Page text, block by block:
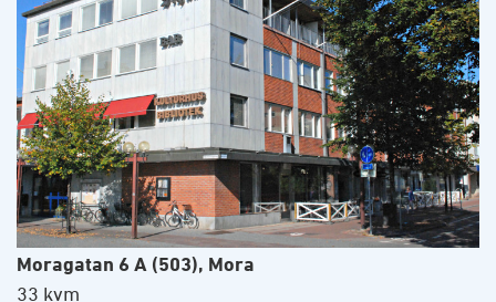
Moragatan 6 A (503), Mora
33 kvm